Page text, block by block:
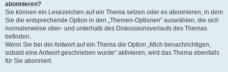
abonnieren?
Sie können ein Lesezeichen auf ein Thema setzen oder es abonnieren, in dem
Sie die entsprechende Option in den „Themen-Optionen“ auswählen, die sich
normalerweise ober- und unterhalb des Diskussionsverlaufs des Themas
befinden.
Wenn Sie bei der Antwort auf ein Thema die Option „Mich benachrichtigen,
sobald eine Antwort geschrieben wurde“ aktivieren, wird das Thema ebenfalls
für Sie abonniert.